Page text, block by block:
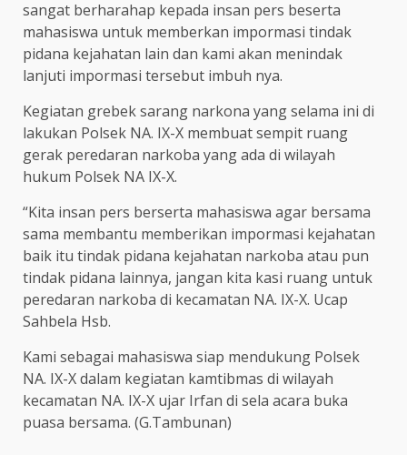
sangat berharahap kepada insan pers beserta
mahasiswa untuk memberkan impormasi tindak
pidana kejahatan lain dan kami akan menindak
lanjuti impormasi tersebut imbuh nya.
Kegiatan grebek sarang narkona yang selama ini di
lakukan Polsek NA. IX-X membuat sempit ruang
gerak peredaran narkoba yang ada di wilayah
hukum Polsek NA IX-X.
“Kita insan pers berserta mahasiswa agar bersama
sama membantu memberikan impormasi kejahatan
baik itu tindak pidana kejahatan narkoba atau pun
tindak pidana lainnya, jangan kita kasi ruang untuk
peredaran narkoba di kecamatan NA. IX-X. Ucap
Sahbela Hsb.
Kami sebagai mahasiswa siap mendukung Polsek
NA. IX-X dalam kegiatan kamtibmas di wilayah
kecamatan NA. IX-X ujar Irfan di sela acara buka
puasa bersama. (G.Tambunan)